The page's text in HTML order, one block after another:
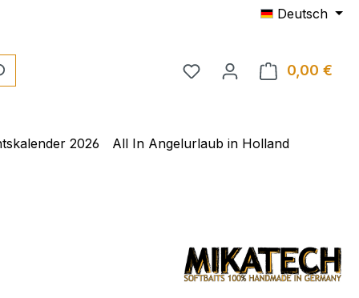
Deutsch
0,00 €
2026 All In Angelurlaub in Holland